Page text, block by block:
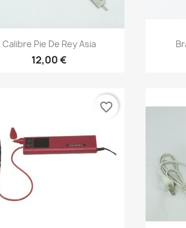
Calibre Pie De Rey Asia
12,00 €
favorite_border